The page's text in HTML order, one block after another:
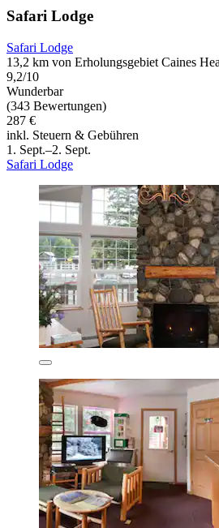
Safari Lodge
Safari Lodge
13,2 km von Erholungsgebiet Caines
9,2/10
Wunderbar
(343 Bewertungen)
287 €
inkl. Steuern & Gebühren
1. Sept.–2. Sept.
Safari Lodge